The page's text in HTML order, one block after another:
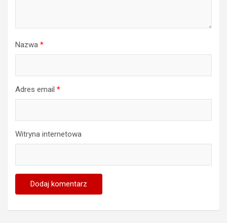
Nazwa *
Adres email *
Witryna internetowa